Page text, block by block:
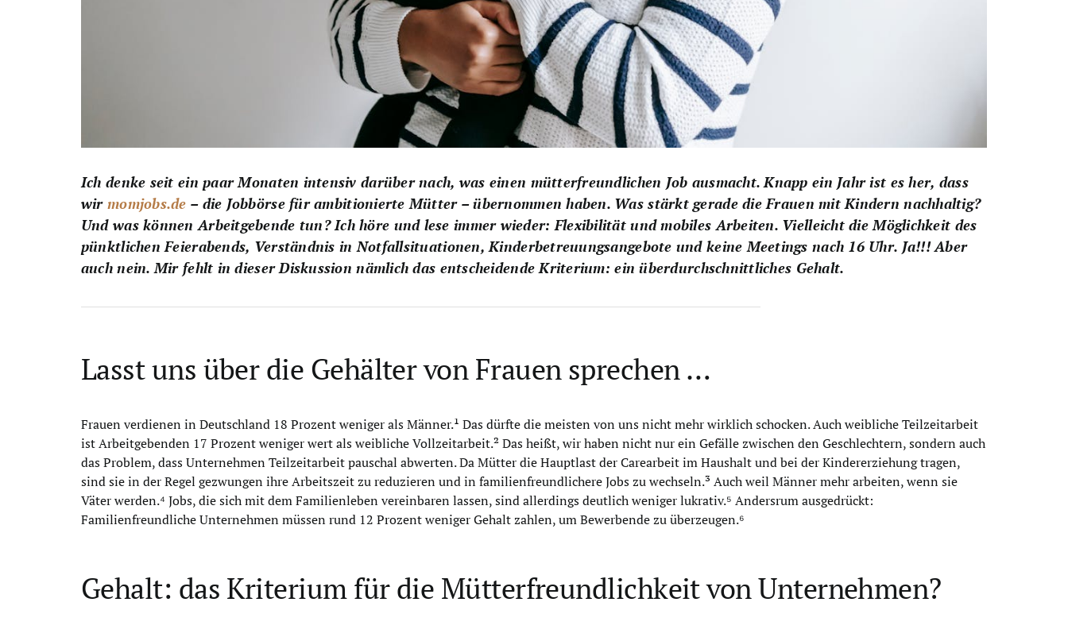
Ich denke seit ein paar Monaten intensiv darüber nach, was einen mütterfreundlichen Job ausmacht. Knapp ein Jahr ist es her, dass
wirmomjobs.de – die Jobbörse für ambitionierte Mütter – übernommen haben. Was stärkt gerade die Frauen mit Kindern nachhaltig?
Und was können Arbeitgebende tun? Ich höre und lese immer wieder: Flexibilität und mobiles Arbeiten. Vielleicht die Möglichkeit des
pünktlichen Feierabends, Verständnis in Notfallsituationen, Kinderbetreuungsangebote und keine Meetings nach 16 Uhr. Ja!!! Aber
auch nein. Mir fehlt in dieser Diskussion nämlich das entscheidende Kriterium: ein überdurchschnittliches Gehalt.
Lasst uns über die Gehälter von Frauen sprechen …
Frauen verdienen in Deutschland 18 Prozent weniger als Männer.¹ Das dürfte die meisten von uns nicht mehr wirklich schocken. Auch weibliche Teilzeitarbeit
ist Arbeitgebenden 17 Prozent weniger wert als weibliche Vollzeitarbeit.² Das heißt, wir haben nicht nur ein Gefälle zwischen den Geschlechtern, sondern auch
das Problem, dass Unternehmen Teilzeitarbeit pauschal abwerten. Da Mütter die Hauptlast der Carearbeit im Haushalt und bei der Kindererziehung tragen,
sind sie in der Regel gezwungen ihre Arbeitszeit zu reduzieren und in familienfreundlichere Jobs zu wechseln.³ Auch weil Männer mehr arbeiten, wenn sie
Väter werden.⁴ Jobs, die sich mit dem Familienleben vereinbaren lassen, sind allerdings deutlich weniger lukrativ.⁵ Andersrum ausgedrückt:
Familienfreundliche Unternehmen müssen rund 12 Prozent weniger Gehalt zahlen, um Bewerbende zu überzeugen.⁶
Gehalt: das Kriterium für die Mütterfreundlichkeit von Unternehmen?